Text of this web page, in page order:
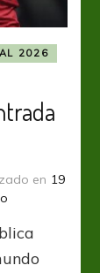
2026
en 19
en
del
Sur